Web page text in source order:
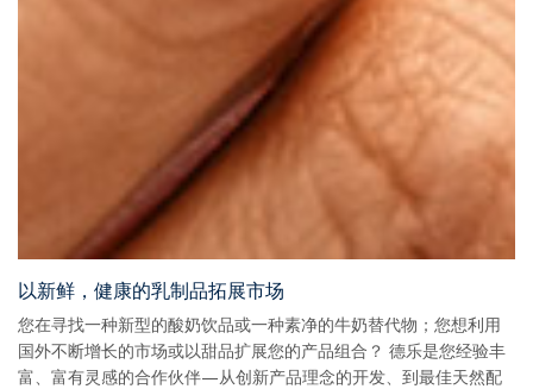
以新鲜，健康的乳制品拓展市场
您在寻找一种新型的酸奶饮品或一种素净的牛奶替代物；您想利用
国外不断增长的市场或以甜品扩展您的产品组合？ 德乐是您经验丰
富、富有灵感的合作伙伴—从创新产品理念的开发、到最佳天然配